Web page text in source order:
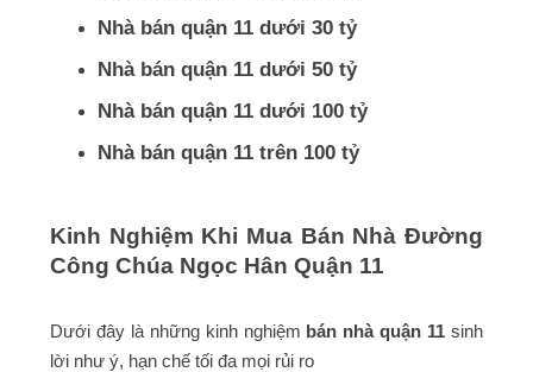
Nhà bán quận 11 dưới 30 tỷ
Nhà bán quận 11 dưới 50 tỷ
Nhà bán quận 11 dưới 100 tỷ
Nhà bán quận 11 trên 100 tỷ
Kinh Nghiệm Khi Mua Bán Nhà Đường
Công Chúa Ngọc Hân Quận 11
Dưới đây là những kinh nghiệm bán nhà quận 11sinh
lời như ý, hạn chế tối đa mọi rủi ro